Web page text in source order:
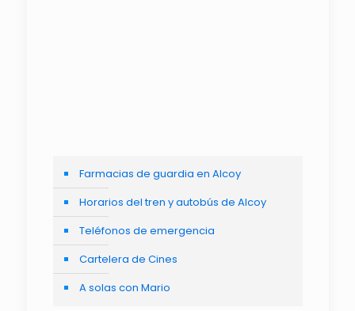
Farmacias de guardia en Alcoy
Horarios del tren y autobús de Alcoy
Teléfonos de emergencia
Cartelera de Cines
A solas con Mario